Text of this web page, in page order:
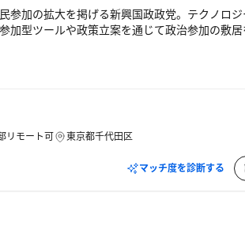
参加の拡大を掲げる新興国政政党。テクノロ
加型ツールや政策立案を通じて政治参加の敷
リモート可 東京都千代田区
マッチ度を診断する